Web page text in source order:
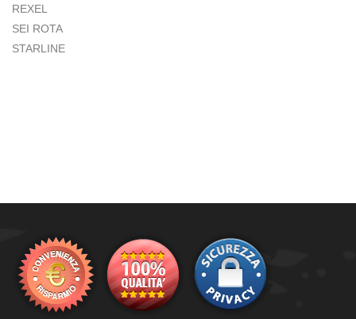
REXEL
SEI ROTA
STARLINE